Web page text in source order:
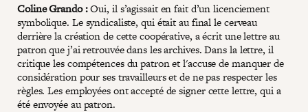
Coline Grando :Oui, il s’agissait en fait d’un licenciement
symbolique. Le syndicaliste, qui était au final le cerveau
derrière la création de cette coopérative, a écrit une lettre au
patron que j’ai retrouvée dans les archives. Dans la lettre, il
critique les compétences du patron et l'accuse de manquer de
considération pour ses travailleurs et de ne pas respecter les
règles. Les employées ont accepté de signer cette lettre, qui a
été envoyée au patron.